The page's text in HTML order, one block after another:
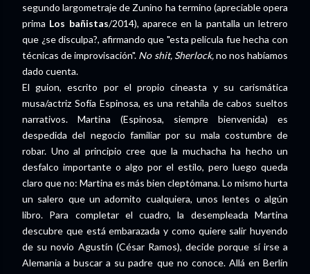
segundo largometraje de Zunino ha termino (apreciable opera
prima Los bañistas/2014), aparece en la pantalla un letrero
que ¿se disculpa?, afirmando que "esta película fue hecha con
técnicas de improvisación". No shit, Sherlock,no nos habíamos
dado cuenta.
El guion, escrito por el propio cineasta y su carismática
musa/actriz Sofía Espinosa, es una retahíla de cabos sueltos
narrativos. Martina (Espinosa, siempre bienvenida) es
despedida del negocio familiar por su mala costumbre de
robar. Uno al principio cree que la muchacha ha hecho un
desfalco importante o algo por el estilo, pero luego queda
claro que no: Martina es más bien cleptómana. Lo mismo hurta
un salero que un adornito cualquiera, unos lentes o algún
libro. Para completar el cuadro, la desempleada Martina
descubre que está embarazada y como quiere salir huyendo
de su novio Agustín (César Ramos), decide porque sí irse a
Alemania a buscar a su padre que no conoce. Allá en Berlín